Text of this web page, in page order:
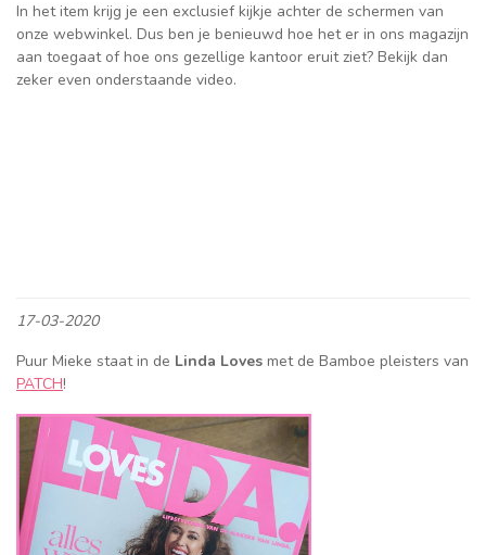
In het item krijg je een exclusief kijkje achter de schermen van
onze webwinkel. ⁠Dus ben je benieuwd hoe het er in ons magazijn
aan toegaat of hoe ons gezellige kantoor eruit ziet? ⁠Bekijk dan
zeker even onderstaande video.
▶
17-03-2020
Puur Mieke staat in de Linda Loves met de Bamboe pleisters van
PATCH! ⁠